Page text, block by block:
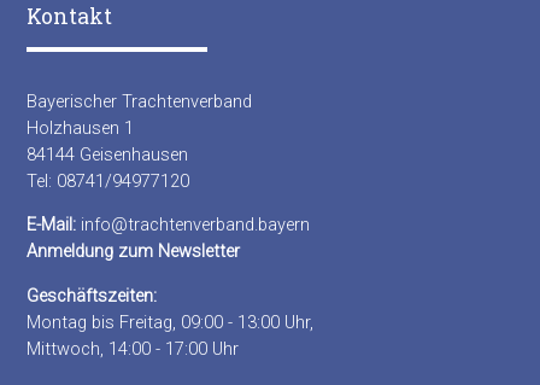
Kontakt
Bayerischer Trachtenverband
Holzhausen 1
84144 Geisenhausen
Tel: 08741/94977120
E-Mail: info@trachtenverband.bayern
Anmeldung zum Newsletter
Geschäftszeiten:
Montag bis Freitag, 09:00 - 13:00 Uhr,
Mittwoch, 14:00 - 17:00 Uhr